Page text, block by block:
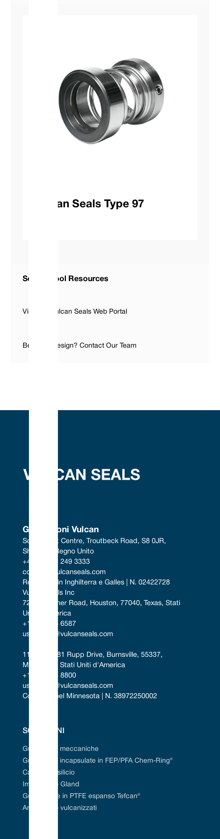
Vulcan Seals Type 97
Seal ID Tool Resources
Visit The Vulcan Seals Web Portal
Bespoke Design? Contact Our Team
Guarnizioni Vulcan
South West Centre, Troutbeck Road, S8 0JR,
Sheffield, Regno Unito
+44 (0) 114 249 3333
contact@vulcanseals.com
Registrato in Inghilterra e Galles | N. 02422728
Vulcan Seals Inc
7221 Gessner Road, Houston, 77040, Texas, Stati
Uniti d'America
+1 346 856 6587
uscontact@vulcanseals.com
11401-11481 Rupp Drive, Burnsville, 55337,
Minnesota, Stati Uniti d'America
+1 952 955 8800
uscontact@vulcanseals.com
Costituita nel Minnesota | N. 38972250002
SOLUZIONI
Guarnizioni meccaniche
Guarnizioni incapsulate in FEP/PFA Chem-Ring®
Carburo di silicio
Imballaggio Gland
Guarnizione in PTFE espanso Tefcan®
Anelli a «O» vulcanizzati